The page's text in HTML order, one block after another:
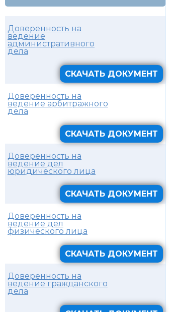
Доверенность на
ведение
административного
дела
СКАЧАТЬ ДОКУМЕНТ
Доверенность на
ведение арбитражного
дела
СКАЧАТЬ ДОКУМЕНТ
Доверенность на
ведение дел
юридического лица
СКАЧАТЬ ДОКУМЕНТ
Доверенность на
ведение дел
физического лица
СКАЧАТЬ ДОКУМЕНТ
Доверенность на
ведение гражданского
дела